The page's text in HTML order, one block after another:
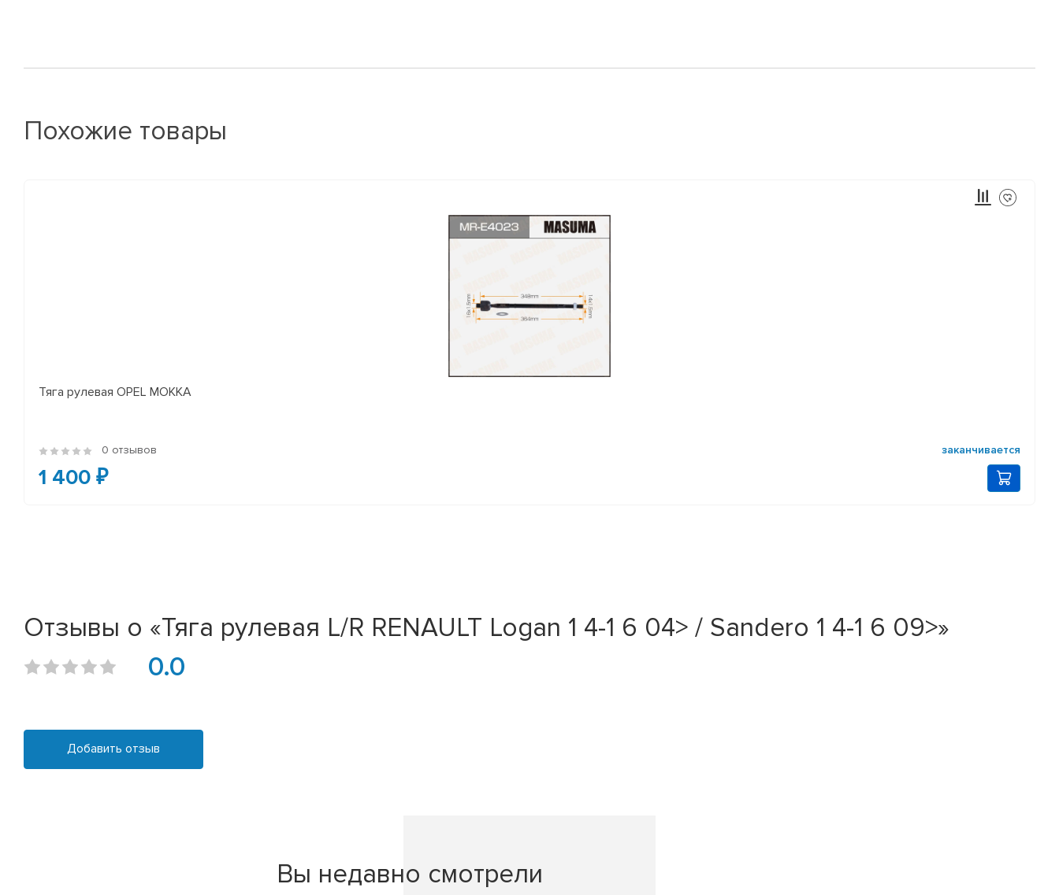
Похожие товары
Тяга рулевая OPEL MOKKA
0 отзывов заканчивается
1 400 ₽
Отзывы о «Тяга рулевая L/R RENAULT Logan 1 4-1 6 04> / Sandero 1 4-1 6 09>»
0.0
Добавить отзыв
Вы недавно смотрели